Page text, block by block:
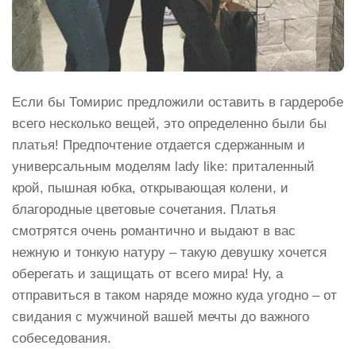
Если бы Томирис предложили оставить в гардеробе
всего несколько вещей, это определенно были бы
платья! Предпочтение отдается сдержанным и
универсальным моделям lady like: приталенный
крой, пышная юбка, открывающая колени, и
благородные цветовые сочетания. Платья
смотрятся очень романтично и выдают в вас
нежную и тонкую натуру – такую девушку хочется
оберегать и защищать от всего мира! Ну, а
отправиться в таком наряде можно куда угодно – от
свидания с мужчиной вашей мечты до важного
собеседования.